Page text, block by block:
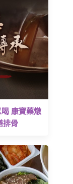
康寶藥燉
排骨